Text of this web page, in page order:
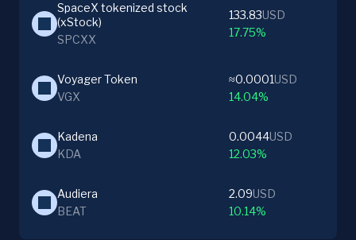
SpaceX tokenized stock
(xStock)
SPCXX
133.83USD
17.75%
Voyager Token
VGX
≈0.0001USD
14.04%
Kadena
KDA
0.0044USD
12.03%
Audiera
BEAT
2.09USD
10.14%